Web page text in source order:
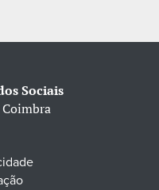
Sociais